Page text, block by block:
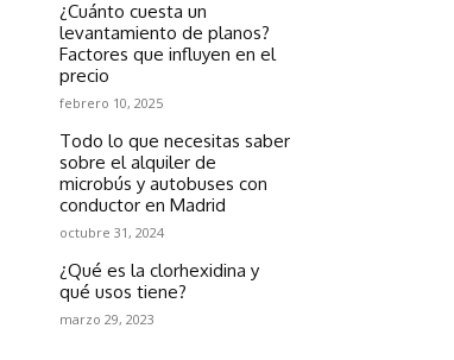
¿Cuánto cuesta un
levantamiento de planos?
Factores que influyen en el
precio
febrero 10, 2025
Todo lo que necesitas saber
sobre el alquiler de
microbús y autobuses con
conductor en Madrid
octubre 31, 2024
¿Qué es la clorhexidina y
qué usos tiene?
marzo 29, 2023